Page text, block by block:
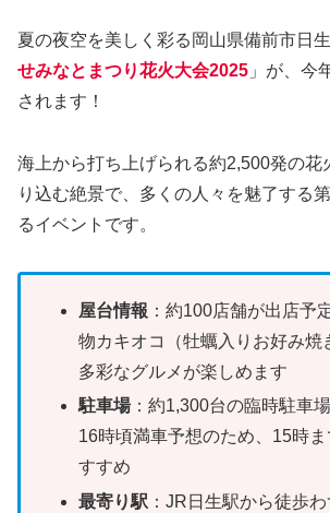
夏の夜空を美しく彩る岡山県備前市日
せみなとまつり花火大会2025 」が、今
されます！
海上から打ち上げられる約2,500発の花
り込む絶景で、多くの人々を魅了する
るイベントです。
屋台情報 ：約100店舗が出店予
物カキオコ（牡蠣入りお好み焼
多彩なグルメが楽しめます
駐車場：約1,300台の臨時駐車
16時頃満車予想のため、15時
すすめ
最寄り駅 ：JR日生駅から徒歩